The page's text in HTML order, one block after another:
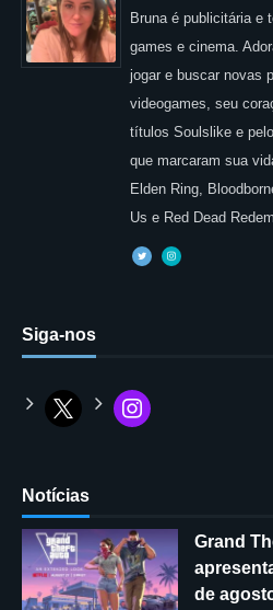
Bruna é publicitária e
games e cinema.
jogar e buscar novas
videogames, seu
títulos Soulslike e
que marcaram sua
Elden Ring,
Us e Red Dead
Siga-nos
Notícias
Grand
de